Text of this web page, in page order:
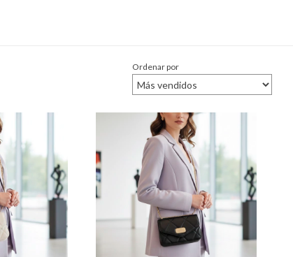
Ordenar por